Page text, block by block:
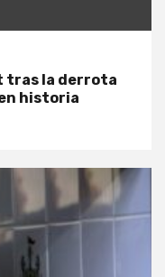
tras la derrota
historia